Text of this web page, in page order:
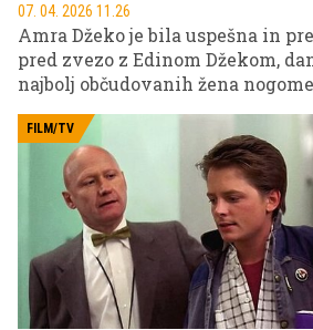
07. 04. 2026 11.26
Amra Džeko je bila uspešna in
pred zvezo z Edinom Džekom,
najbolj občudovanih žena
je s svojo eleganco, toplino ter
osvojila srca številnih
ki je osvojila srce slavnega
zvezdnika in kako danes živi
FILM/TV